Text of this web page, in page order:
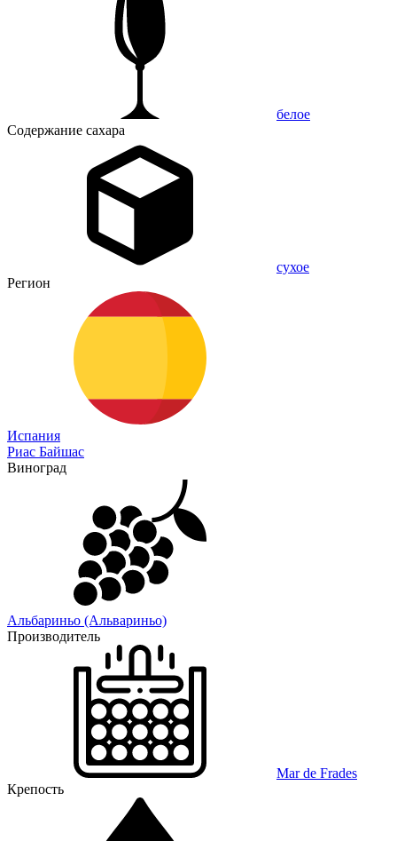
белое
Содержание сахара
сухое
Регион
Испания
Риас Байшас
Виноград
Альбариньо (Альвариньо)
Производитель
Mar de Frades
Крепость